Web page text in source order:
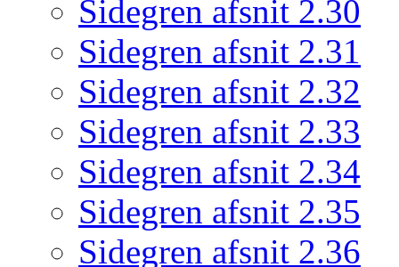
Sidegren afsnit 2.30
Sidegren afsnit 2.31
Sidegren afsnit 2.32
Sidegren afsnit 2.33
Sidegren afsnit 2.34
Sidegren afsnit 2.35
Sidegren afsnit 2.36